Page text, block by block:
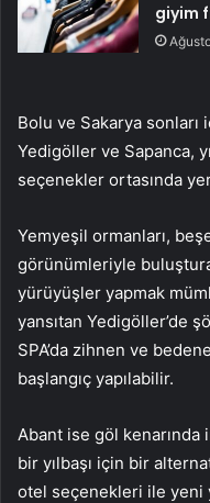
giyim
Bolu ve Sakarya
Yedigöller ve Sapanca,
seçenekler ortasında
Yemyeşil ormanları,
görünümleriyle
yürüyüşler yapmak
yansıtan Yedigöller’de
SPA’da zihnen ve
başlangıç yapılabilir.
Abant ise göl
bir yılbaşı için bir
otel seçenekleri ile yeni